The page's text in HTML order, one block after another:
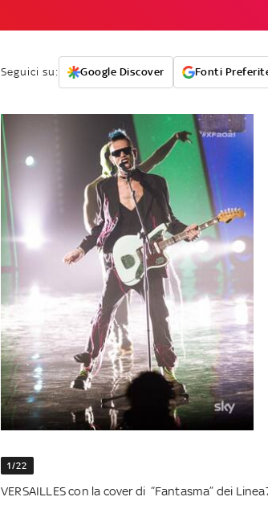
Seguici su: Google Discover Fonti
1/22
VERSAILLES con la cover di “Fantasma” dei